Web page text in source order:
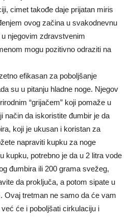
cimet takođe daje prijatan miris
ovog začina u svakodnevnu
njegovim zdravstvenim
mogu pozitivno odraziti na
efikasan za poboljšanje
su u pitanju hladne noge. Njegov
“grijačem” koji pomaže u
način da iskoristite đumbir je da
koji je ukusan i koristan za
napraviti kupku za noge
kupku, potrebno je da u 2 litra vode
đumbira ili 200 grama svežeg,
da proključa, a potom sipate u
Ovaj tretman ne samo da će vam
će i poboljšati cirkulaciju i